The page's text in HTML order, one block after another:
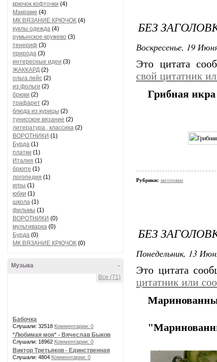
крючок кофточки (4)
Макраме (4)
МК ВЯЗАНИЕ КРЮЧОК (4)
куклы одежда (4)
румынское кружево (3)
тенериф (3)
природа (3)
интересные идеи (3)
ЖАККАРД (2)
ольга лейс (2)
из фольги (2)
брюки (2)
трафарет (2)
блюда из курицы (2)
тунисское вязание (2)
литература , классика (2)
ВОРОТНИКИ (1)
Бурда (1)
платки (1)
Италия (1)
брюгге (1)
логопедия (1)
игры (1)
юбки (1)
школа (1)
фильмы (1)
ВОРОТНИКИ (0)
мультиварка (0)
Бурда (0)
МК ВЯЗАНИЕ КРЮЧОК (0)
-
Музыка
Все (71)
Бабочка
Слушали: 32518 Комментарии: 0
*Любимая моя* - Вячеслав Быков
Слушали: 18962 Комментарии: 0
Виктор Третьяков - Единственная
Слушали: 4804 Комментарии: 0
БЕЗ
Воскресенье, 19
Это цитата
свой цитатник
Грибная
Рубрики: заготовки
БЕЗ
Понедельник, 13
Это цитата
цитатник или